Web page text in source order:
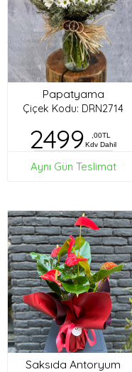
Papatyama
Çiçek Kodu: DRN2714
2499
,00TL
Kdv Dahil
Aynı Gün Teslimat
Saksıda Antoryum